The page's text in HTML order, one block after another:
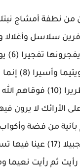
شيئا مذكورا (1) إنا خلقنا الإنسان من
إن الأبرار يشربون
ويخافون يوما كان شره مستطيرا (7)
لوجه الله لا نريد منكم جزاء ولا شكورا (9) إنا نخاف
صبروا جنة وحريرا (12) متكئين فيها على
وذللت قطوفها تذليلا (14) ويطاف عليهم
(15) قوارير من فضة قدروها تقديرا (16) ويسقون
ولدان مخلدون إذا رأيتهم حسبتهم لؤلؤا منثورا (19) وإذا